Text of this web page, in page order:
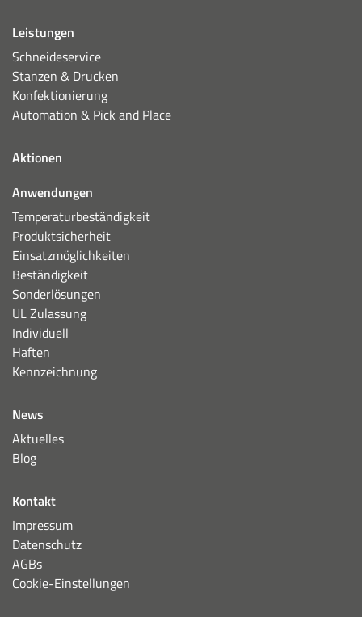
Leistungen
Schneideservice
Stanzen & Drucken
Konfektionierung
Automation & Pick and Place
Aktionen
Anwendungen
Temperaturbeständigkeit
Produktsicherheit
Einsatzmöglichkeiten
Beständigkeit
Sonderlösungen
UL Zulassung
Individuell
Haften
Kennzeichnung
News
Aktuelles
Blog
Kontakt
Impressum
Datenschutz
AGBs
Cookie-Einstellungen